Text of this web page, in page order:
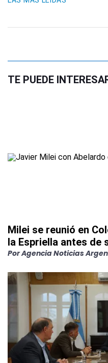
TE PUEDE
Milei se reunió en
la Espriella antes de
PorAgencia Noticias